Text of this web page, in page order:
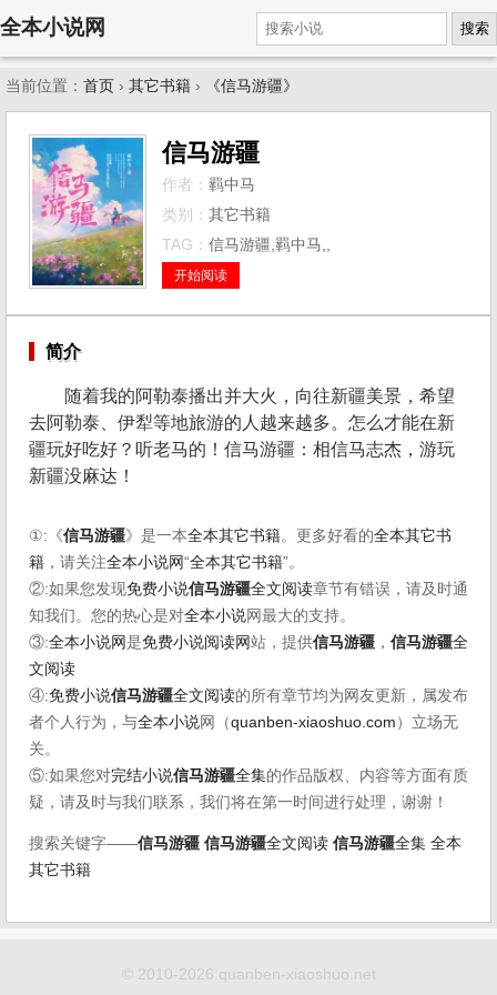
全本小说网 搜索
当前位置： 首页 › 其它书籍 › 《信马游疆》
信马游疆
作者： 羁中马
类别： 其它书籍
TAG： 信马游疆,羁中马,,
开始阅读
简介
随着我的阿勒泰播出并大火，向往新疆美景，希望
去阿勒泰、伊犁等地旅游的人越来越多。怎么才能在新
疆玩好吃好？听老马的！信马游疆：相信马志杰，游玩
新疆没麻达！
①:《信马游疆》是一本全本其它书籍。更多好看的全本其它书
籍 ，请关注全本小说网“全本其它书籍”。
②:如果您发现免费小说信马游疆全文阅读章节有错误，请及时通
知我们。您的热心是对全本小说网最大的支持。
③:全本小说网是免费小说阅读网站，提供信马游疆 ， 信马游疆全
文阅读
④:免费小说信马游疆全文阅读的所有章节均为网友更新，属发布
者个人行为，与全本小说网（quanben-xiaoshuo.com ）立场无
关。
⑤:如果您对完结小说信马游疆全集的作品版权、内容等方面有质
疑，请及时与我们联系，我们将在第一时间进行处理，谢谢！
搜索关键字——信马游疆 信马游疆全文阅读 信马游疆全集 全本
其它书籍
© 2010-2026 quanben-xiaoshuo.net